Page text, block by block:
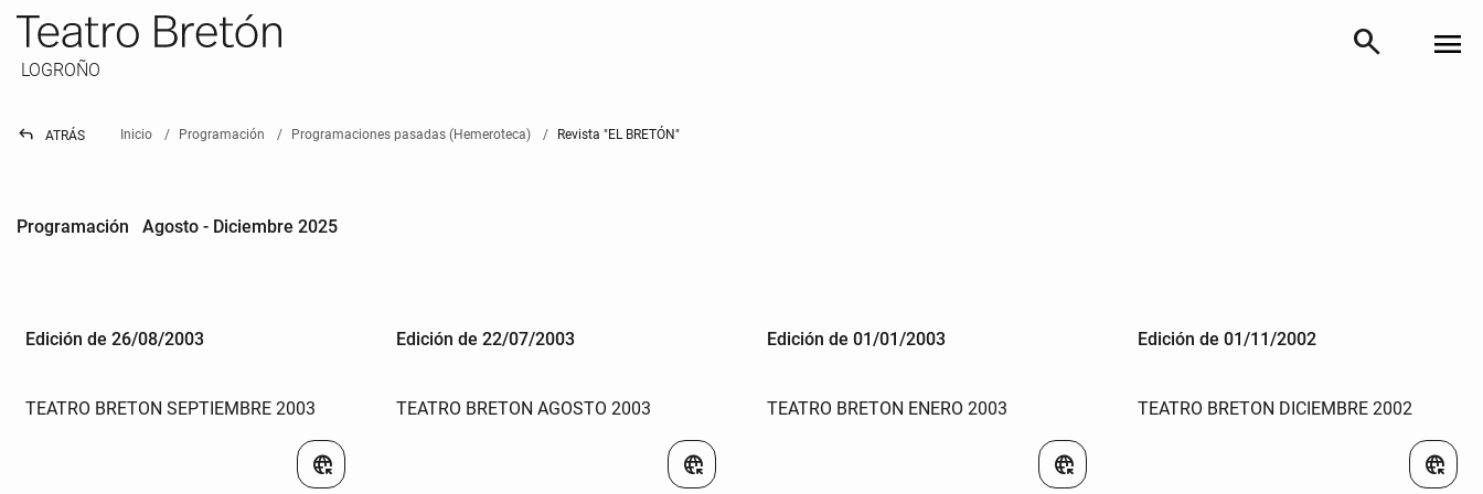
LOGROÑO
search menu
reply ATRÁS Inicio Programación Programaciones pasadas (Hemeroteca) Revista "EL BRETÓN"
Programación Agosto - Diciembre 2025
Edición de 26/08/2003
TEATRO BRETON SEPTIEMBRE 2003
captive_portal
Edición de 22/07/2003
TEATRO BRETON AGOSTO 2003
captive_portal
Edición de 01/01/2003
TEATRO BRETON ENERO 2003
captive_portal
Edición de 01/11/2002
TEATRO BRETON DICIEMBRE 2002
captive_portal